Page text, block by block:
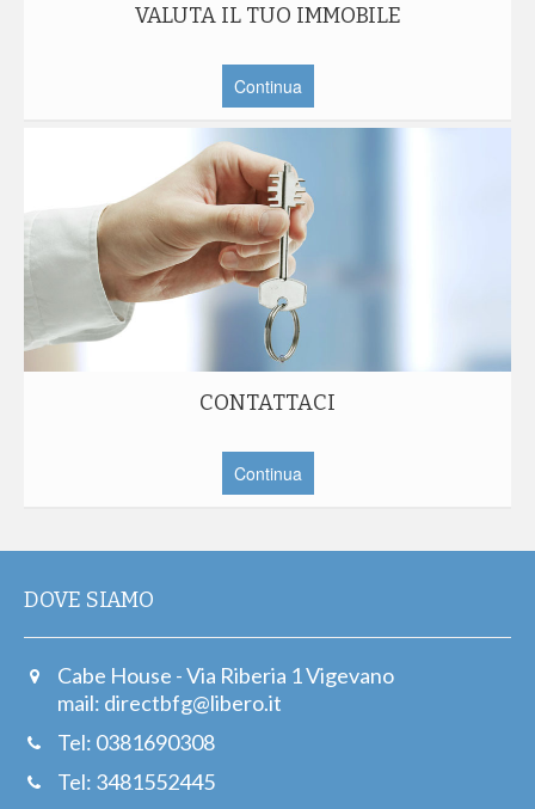
VALUTA IL TUO IMMOBILE
Continua
CONTATTACI
Continua
DOVE SIAMO
Cabe House - Via Riberia 1 Vigevano
mail: directbfg@libero.it
Tel: 0381690308
Tel: 3481552445